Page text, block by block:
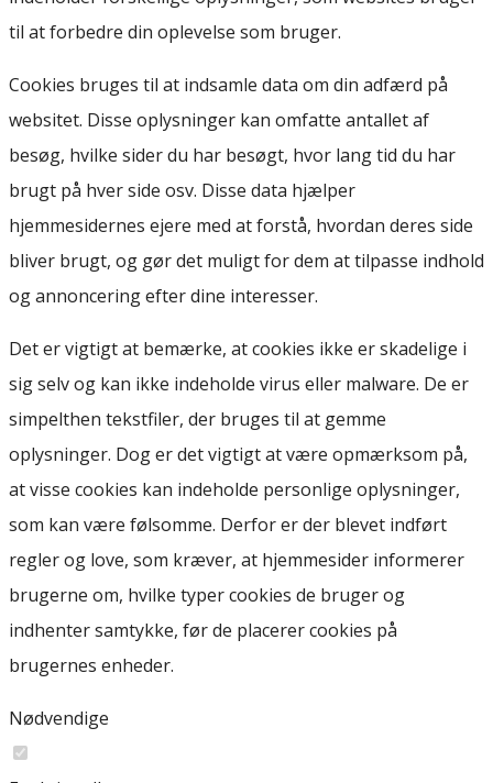
til at forbedre din oplevelse som bruger.
Cookies bruges til at indsamle data om din adfærd på
websitet. Disse oplysninger kan omfatte antallet af
besøg, hvilke sider du har besøgt, hvor lang tid du har
brugt på hver side osv. Disse data hjælper
hjemmesidernes ejere med at forstå, hvordan deres side
bliver brugt, og gør det muligt for dem at tilpasse indhold
og annoncering efter dine interesser.
Det er vigtigt at bemærke, at cookies ikke er skadelige i
sig selv og kan ikke indeholde virus eller malware. De er
simpelthen tekstfiler, der bruges til at gemme
oplysninger. Dog er det vigtigt at være opmærksom på,
at visse cookies kan indeholde personlige oplysninger,
som kan være følsomme. Derfor er der blevet indført
regler og love, som kræver, at hjemmesider informerer
brugerne om, hvilke typer cookies de bruger og
indhenter samtykke, før de placerer cookies på
brugernes enheder.
Nødvendige